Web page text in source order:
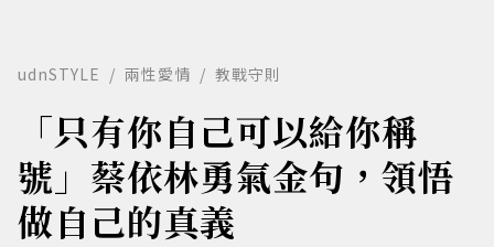
udnSTYLE 兩性愛情 教戰守則
「只有你自己可以給你稱
號」蔡依林勇氣金句，領悟
做自己的真義